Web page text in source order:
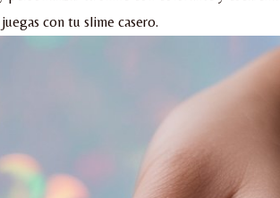
con tu slime casero.